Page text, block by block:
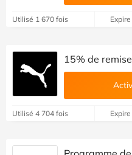
Utilisé 1 670 fois
15% de
Utilisé 4 704 fois